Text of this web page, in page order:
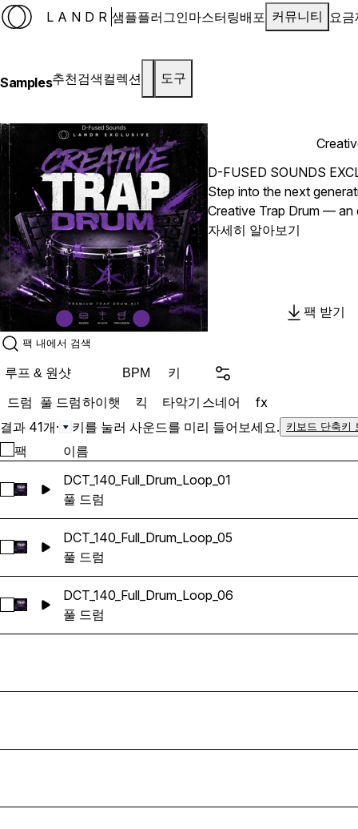
LANDR 샘플플러그인마스터링배포 커뮤니티 요금
Samples추천검색컬렉션 도구
D-FUSED SOUNDS
Step into the next
Creative Trap Drum —
packed with aggressive
experimental urban
자세히 알아보기
팩 받기
루프 & 원샷 BPM 키
드럼 풀 드럼하이햇 킥 타악기 스네어
fx
결과 41개· 키를 눌러 사운드를 미리 들어보세요. 키보드 단축키
팩 이름
DCT_140_Full_Drum_Loop_01 선택
DCT_140_Full_Drum_Loop_01
풀 드럼
DCT_140_Full_Drum_Loop_05 선택
DCT_140_Full_Drum_Loop_05
풀 드럼
DCT_140_Full_Drum_Loop_06 선택
DCT_140_Full_Drum_Loop_06
풀 드럼